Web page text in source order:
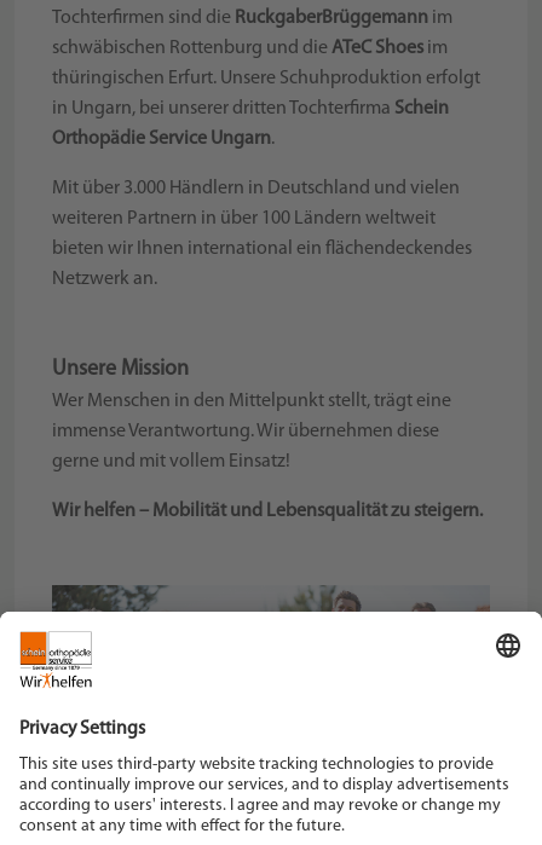
Tochterfirmen sind die RuckgaberBrüggemann im
schwäbischen Rottenburg und dieATeC Shoes im
thüringischen Erfurt. Unsere Schuhproduktion erfolgt
in Ungarn, bei unserer dritten Tochterfirma Schein
Orthopädie Service Ungarn.
Mit über 3.000 Händlern in Deutschland und vielen
weiteren Partnern in über 100 Ländern weltweit
bieten wir Ihnen international ein flächendeckendes
Netzwerk an.
Unsere Mission
Wer Menschen in den Mittelpunkt stellt, trägt eine
immense Verantwortung. Wir übernehmen diese
gerne und mit vollem Einsatz!
Wir helfen – Mobilität und Lebensqualität zu steigern.